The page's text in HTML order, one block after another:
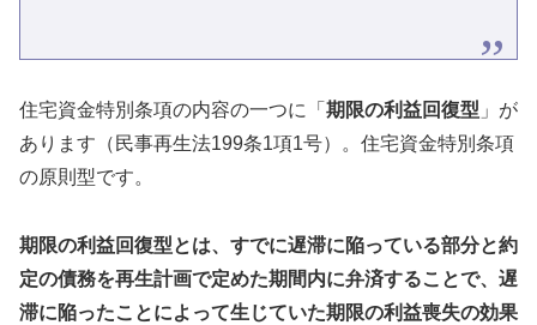
住宅資金特別条項の内容の一つに「 期限の利益回復型 」が
あります（民事再生法199条1項1号）。住宅資金特別条項
の原則型です。
期限の利益回復型とは、すでに遅滞に陥っている部分と約
定の債務を再生計画で定めた期間内に弁済することで、遅
滞に陥ったことによって生じていた期限の利益喪失の効果